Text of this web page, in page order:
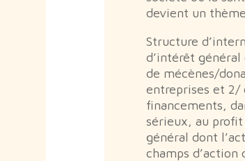
devient un
Structure
d’intérêt
de mécènes/
entreprises et 2/
financements,
sérieux, au profit
général dont
champs d’action